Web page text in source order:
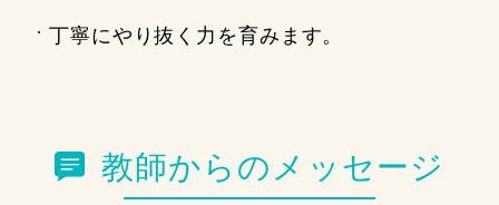
丁寧にやり抜く力を育みます。
教師からのメッセージ